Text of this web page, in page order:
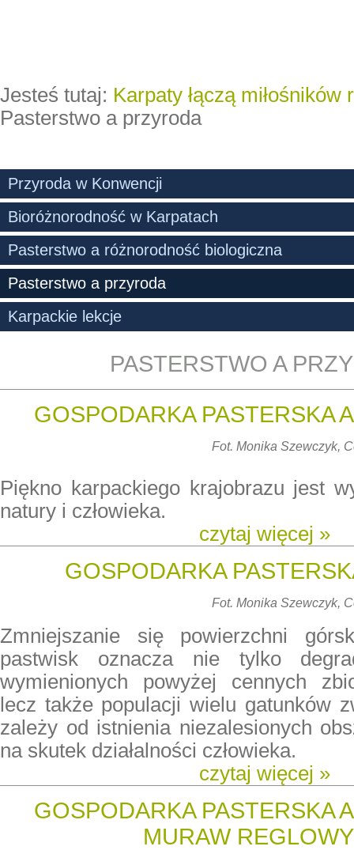
Jesteś tutaj: Karpaty łączą miłośników
Pasterstwo a przyroda
Przyroda w Konwencji
Bioróżnorodność w Karpatach
Pasterstwo a różnorodność biologiczna
Pasterstwo a przyroda
Karpackie lekcje
PASTERSTWO A
GOSPODARKA PASTERSKA
Fot. Monika Szewczyk,
Piękno karpackiego krajobrazu jest
natury i człowieka.
czytaj więcej »
GOSPODARKA
Fot. Monika Szewczyk,
Zmniejszanie się powierzchni
pastwisk oznacza nie tylko
wymienionych powyżej cennych
lecz także populacji wielu gatunków
zależy od istnienia niezalesionych
na skutek działalności człowieka.
czytaj więcej »
GOSPODARKA PASTERSKA
MURAW